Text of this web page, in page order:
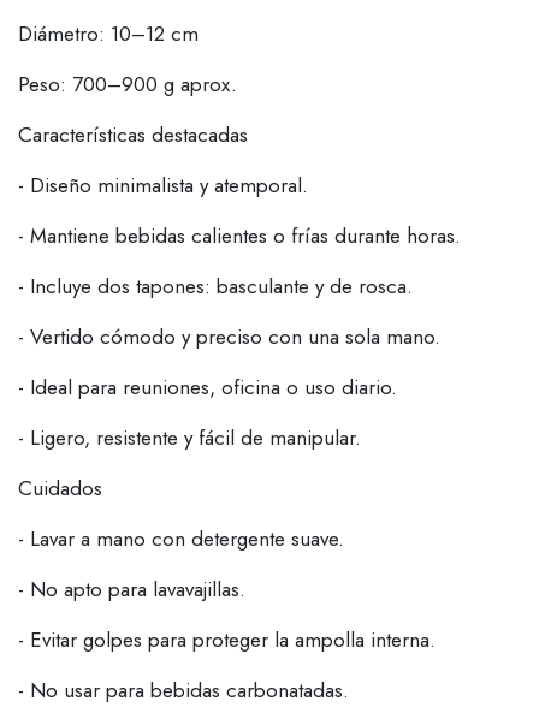
Diámetro: 10–12 cm
Peso: 700–900 g aprox.
Características destacadas
- Diseño minimalista y atemporal.
- Mantiene bebidas calientes o frías durante horas.
- Incluye dos tapones: basculante y de rosca.
- Vertido cómodo y preciso con una sola mano.
- Ideal para reuniones, oficina o uso diario.
- Ligero, resistente y fácil de manipular.
Cuidados
- Lavar a mano con detergente suave.
- No apto para lavavajillas.
- Evitar golpes para proteger la ampolla interna.
- No usar para bebidas carbonatadas.